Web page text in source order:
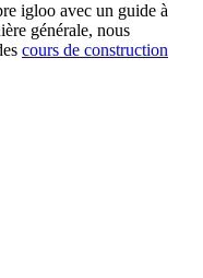
igloo avec un guide à
générale, nous
cours de construction